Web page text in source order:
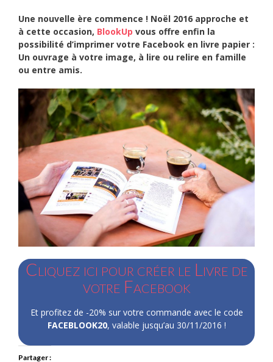
Une nouvelle ère commence ! Noël 2016 approche et
à cette occasion, BlookUp vous offre enfin la
possibilité d’imprimer votre Facebook en livre papier :
Un ouvrage à votre image, à lire ou relire en famille
ou entre amis.
Cliquez ici pour créer le Livre de
votre Facebook
Et profitez de -20% sur votre commande avec le code
FACEBLOOK20, valable jusqu’au 30/11/2016 !
Partager :